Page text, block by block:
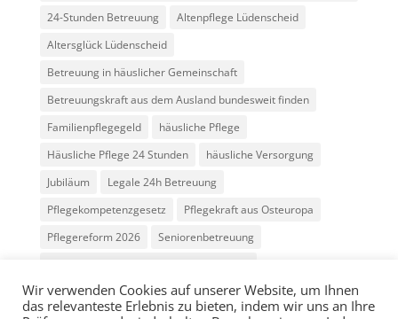
24-Stunden Betreuung
Altenpflege Lüdenscheid
Altersglück Lüdenscheid
Betreuung in häuslicher Gemeinschaft
Betreuungskraft aus dem Ausland bundesweit finden
Familienpflegegeld
häusliche Pflege
Häusliche Pflege 24 Stunden
häusliche Versorgung
Jubiläum
Legale 24h Betreuung
Pflegekompetenzgesetz
Pflegekraft aus Osteuropa
Pflegereform 2026
Seniorenbetreuung
Vermittlung Betreuungskräfte Osteuropa
Wir verwenden Cookies auf unserer Website, um Ihnen
das relevanteste Erlebnis zu bieten, indem wir uns an Ihre